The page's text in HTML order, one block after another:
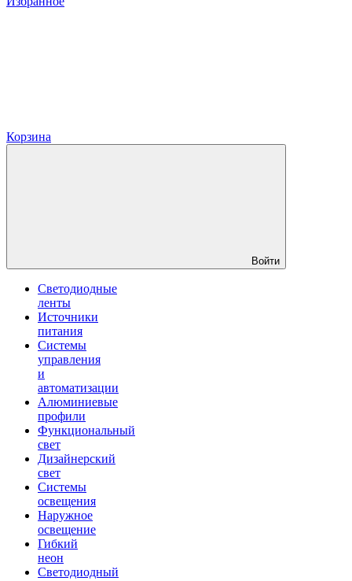
Корзина
Войти
Светодиодные
ленты
Источники
питания
Системы
управления
и
автоматизации
Алюминиевые
профили
Функциональный
свет
Дизайнерский
свет
Системы
освещения
Наружное
освещение
Гибкий
неон
Светодиодный